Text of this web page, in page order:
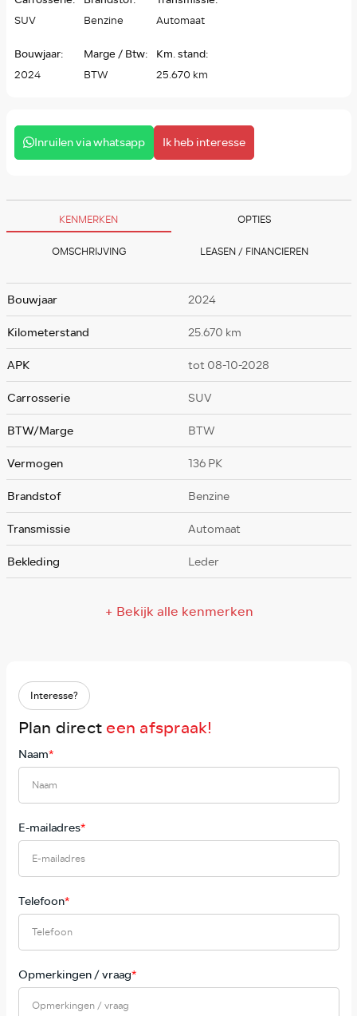
SUV
Benzine
Automaat
Bouwjaar:
2024
Marge / Btw:
BTW
Km. stand:
25.670 km
Inruilen via whatsapp Ik heb interesse
KENMERKEN OPTIES
OMSCHRIJVING LEASEN / FINANCIEREN
Bouwjaar
2024
Kilometerstand
25.670 km
APK
tot 08-10-2028
Carrosserie
SUV
BTW/Marge
BTW
Vermogen
136 PK
Brandstof
Benzine
Transmissie
Automaat
Bekleding
Leder
+ Bekijk alle kenmerken
Interesse?
Plan directeen afspraak!
Naam*
E-mailadres*
Telefoon*
Opmerkingen / vraag*